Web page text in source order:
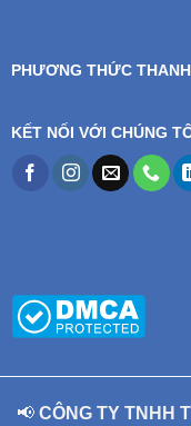
PHƯƠNG THỨC
KẾT NỐI VỚI CHÚNG
📢 CÔNG TY TNHH